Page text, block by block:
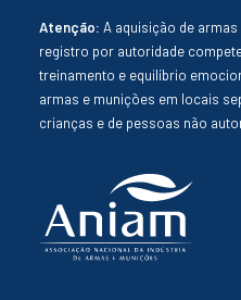
Atenção: A aquisição de
registro por autoridade
treinamento e equilíbrio
armas e munições em locais
crianças e de pessoas não